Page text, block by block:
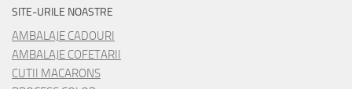
SITE-URILE NOASTRE
AMBALAJE CADOURI
AMBALAJE COFETARII
CUTII MACARONS